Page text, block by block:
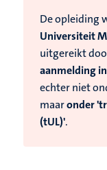
Deopleiding
Universiteit
uitgereikt
aanmelding
echter niet
maaronder
(tUL)'.